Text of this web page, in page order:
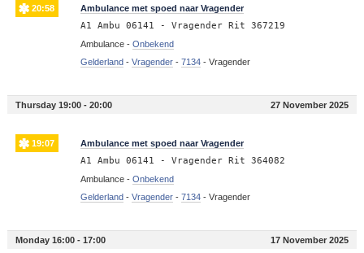
20:58 Ambulance met spoed naar Vragender
A1 Ambu 06141 - Vragender Rit 367219
Ambulance - Onbekend
Gelderland- Vragender- 7134- Vragender
Thursday 19:00 - 20:00 27 November 2025
19:07 Ambulance met spoed naar Vragender
A1 Ambu 06141 - Vragender Rit 364082
Ambulance - Onbekend
Gelderland- Vragender- 7134- Vragender
Monday 16:00 - 17:00 17 November 2025